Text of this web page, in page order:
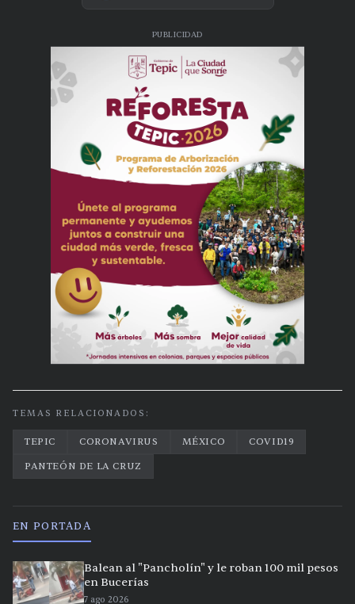
PUBLICIDAD
TEMAS RELACIONADOS:
TEPIC CORONAVIRUS MÉXICO
COVID19
PANTEÓN DE LA CRUZ
EN PORTADA
Balean al "Pancholín" y le roban 100 mil pesos
en Bucerías
7 ago 2026